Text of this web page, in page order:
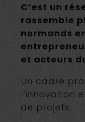
C’est un
rassemble
normands
et acteurs
Un cadre
l’innovation
de projets.